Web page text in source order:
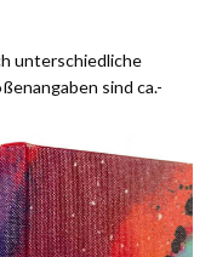
unterschiedliche
sind ca.-